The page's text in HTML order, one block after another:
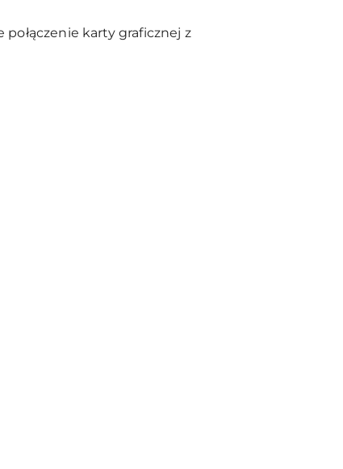
połączenie karty graficznej z